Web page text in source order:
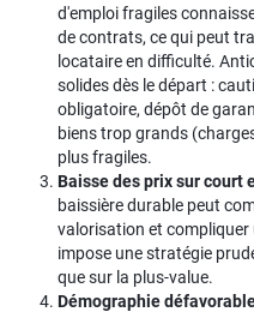
d'emploi fragiles
de contrats, ce qui peut
locataire en difficulté.
solides dès le départ :
obligatoire, dépôt de
biens trop grands
plus fragiles.
Baisse des prix sur court
baissière durable peut
valorisation et compliquer
impose une stratégie
que sur la plus-value.
Démographie